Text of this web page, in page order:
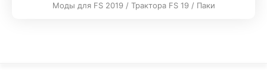
Моды для FS 2019 / Трактора FS 19 / Паки